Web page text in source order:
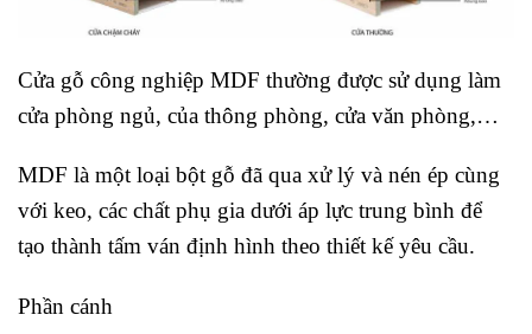
Cửa gỗ công nghiệp MDF thường được sử dụng làm
cửa phòng ngủ, của thông phòng, cửa văn phòng,…
MDF là một loại bột gỗ đã qua xử lý và nén ép cùng
với keo, các chất phụ gia dưới áp lực trung bình để
tạo thành tấm ván định hình theo thiết kế yêu cầu.
Phần cánh